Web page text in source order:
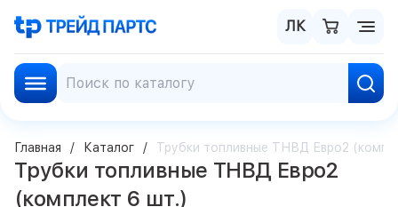
ЛК
Главная Каталог Трубки топливные ТНВД Евро2
Трубки топливные ТНВД Евро2
(комплект 6 шт.)